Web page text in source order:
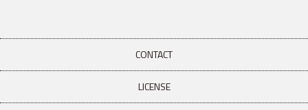
CONTACT
LICENSE